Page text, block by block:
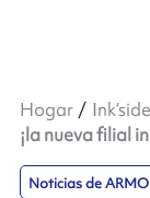
Hogar Ink’side
¡la nueva filial
Noticias de